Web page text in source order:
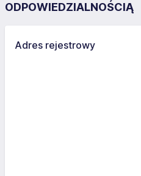
ODPOWIEDZIALNOŚCIĄ
Adres rejestrowy